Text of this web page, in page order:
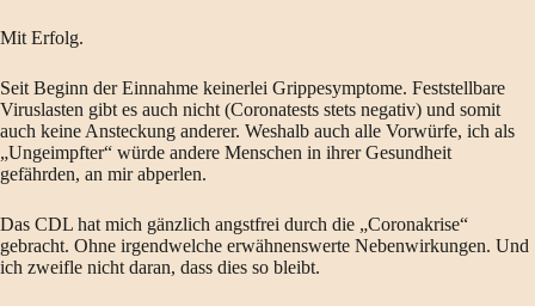
Mit Erfolg.
Seit Beginn der Einnahme keinerlei Grippesymptome. Feststellbare
Viruslasten gibt es auch nicht (Coronatests stets negativ) und somit
auch keine Ansteckung anderer. Weshalb auch alle Vorwürfe, ich als
„Ungeimpfter“ würde andere Menschen in ihrer Gesundheit
gefährden, an mir abperlen.
Das CDL hat mich gänzlich angstfrei durch die „Coronakrise“
gebracht. Ohne irgendwelche erwähnenswerte Nebenwirkungen. Und
ich zweifle nicht daran, dass dies so bleibt.